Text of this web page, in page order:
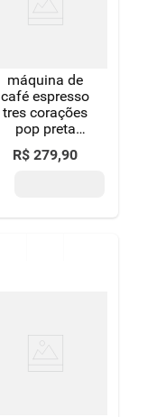
máquina de
café espresso
tres corações
pop preta
R$ 279,90